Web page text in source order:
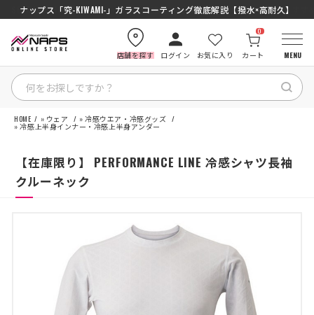
ナップス「究-KIWAMI-」ガラスコーティング徹底解説【撥水×高耐久】
SENA J30/J10を徹底比較｜コスパ最強インカムはどっち？初心者にもおすす
店舗を探す ログイン お気に入り カート
0
MENU
HOME
カテゴリから探す
ナップスメンバーズ
HOME » ウェア » 冷感ウエア・冷感グッズ
» 冷感上半身インナー・冷感上半身アンダー
【在庫限り】 PERFORMANCE LINE 冷感シャツ長袖
クルーネック